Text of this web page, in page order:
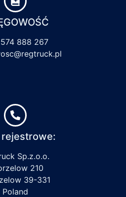
888 267
rejestrowe:
Sp.z.o.o.
210
39-331
Poland